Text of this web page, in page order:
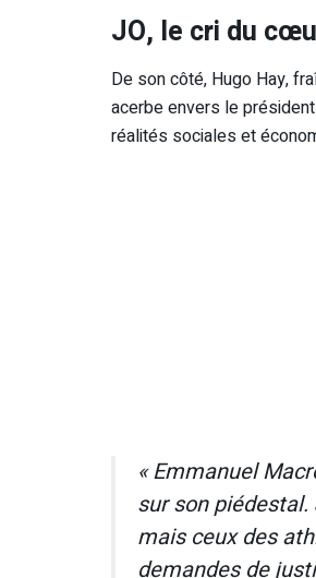
JO, le cri du
De son côté, Hugo Hay,
acerbe envers le
réalités sociales et
« Emmanuel
sur son
mais ceux des
demandes de